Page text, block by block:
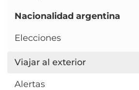
Nacionalidad argentina
Elecciones
Viajar al exterior
Alertas